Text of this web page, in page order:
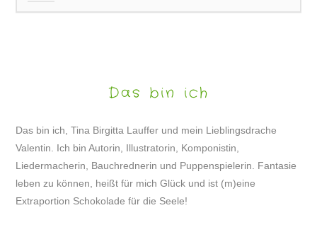
Das bin ich
Das bin ich, Tina Birgitta Lauffer und mein Lieblingsdrache
Valentin. Ich bin Autorin, Illustratorin, Komponistin,
Liedermacherin, Bauchrednerin und Puppenspielerin. Fantasie
leben zu können, heißt für mich Glück und ist (m)eine
Extraportion Schokolade für die Seele!